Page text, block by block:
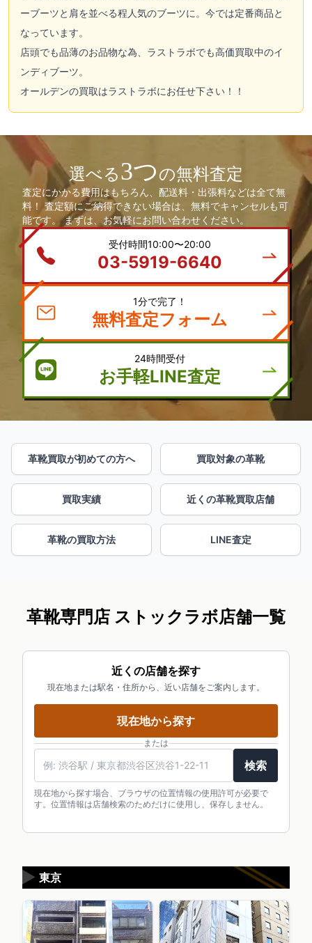
ーブーツと肩を並べる程人気のブーツに。今では定番商品と
なっています。
店頭でも品薄のお品物な為、ラストラボでも高価買取中のイ
ンディブーツ。
オールデンの買取はラストラボにお任せ下さい！！
選べる3つの無料査定
査定にかかる費用はもちろん、配送料・出張料などは全て無
料！ 査定額にご納得できない場合は、無料でキャンセルも可
能です。 まずは、お気軽にお問い合わせください。
受付時間10:00〜20:00
03-5919-6640
1分で完了！
無料査定フォーム
24時間受付
お手軽LINE査定
革靴買取が初めての方へ 買取対象の革靴
買取実績 近くの革靴買取店舗
革靴の買取方法 LINE査定
革靴専門店 ストックラボ店舗一覧
近くの店舗を探す
現在地または駅名・住所から、近い店舗をご案内します。
現在地から探す
または
検索
現在地から探す場合、ブラウザの位置情報の使用許可が必要で
す。位置情報は店舗検索のためだけに使用し、保存しません。
東京
▶